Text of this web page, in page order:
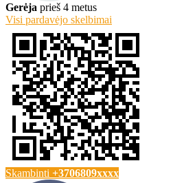
Gerėja prieš 4 metus
Visi pardavėjo skelbimai
Skambinti +3706809xxxx